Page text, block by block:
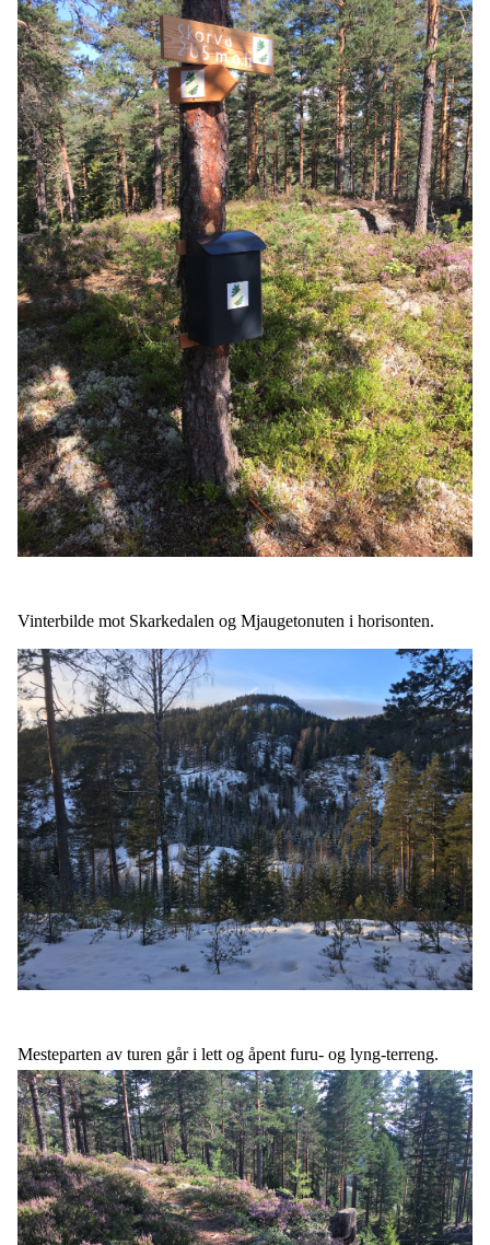
Vinterbilde mot Skarkedalen og Mjaugetonuten i horisonten.
Mesteparten av turen går i lett og åpent furu- og lyng-terreng.